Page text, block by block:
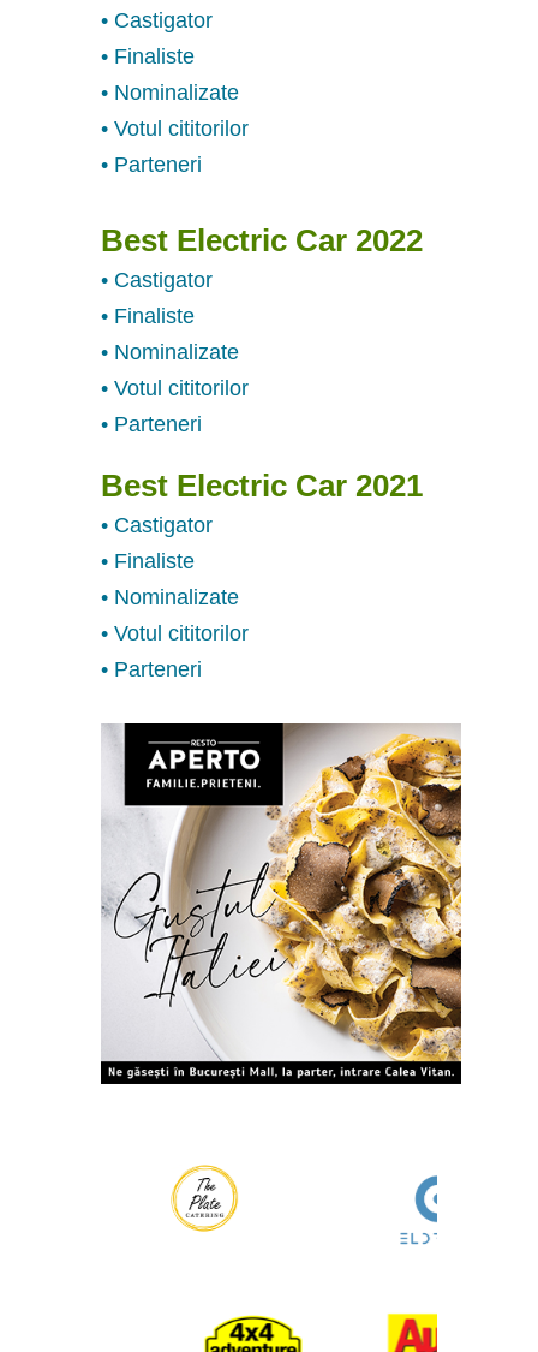
• Castigator
• Finaliste
• Nominalizate
• Votul cititorilor
• Parteneri
Best Electric Car 2022
• Castigator
• Finaliste
• Nominalizate
• Votul cititorilor
• Parteneri
Best Electric Car 2021
• Castigator
• Finaliste
• Nominalizate
• Votul cititorilor
• Parteneri